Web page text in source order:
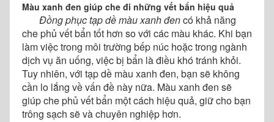
Màu xanh đen giúp che đi những vết bẩn hiệu quả
Đồng phục tạp dề màu xanh đencó khả năng
che phủ vết bẩn tốt hơn so với các màu khác. Khi bạn
làm việc trong môi trường bếp núc hoặc trong ngành
dịch vụ ăn uống, việc bị bẩn là điều khó tránh khỏi.
Tuy nhiên, với tạp dề màu xanh đen, bạn sẽ không
cần lo lắng về vấn đề này nữa. Màu xanh đen sẽ
giúp che phủ vết bẩn một cách hiệu quả, giữ cho bạn
trông sạch sẽ và chuyên nghiệp hơn.